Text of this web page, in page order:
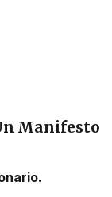
Manifesto